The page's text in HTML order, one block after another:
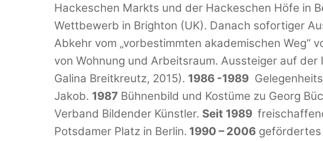
Hackeschen Markts und der Hackeschen Höfe in
Wettbewerb in Brighton (UK). Danach sofortiger
Abkehr vom „vorbestimmten akademischen Weg“
von Wohnung und Arbeitsraum. Aussteiger auf
Galina Breitkreutz, 2015). 1986 -1989
Jakob. 1987 Bühnenbild und Kostüme zu Georg
Verband Bildender Künstler. Seit 1989
Potsdamer Platz in Berlin. 1990 – 2006 gefördertes